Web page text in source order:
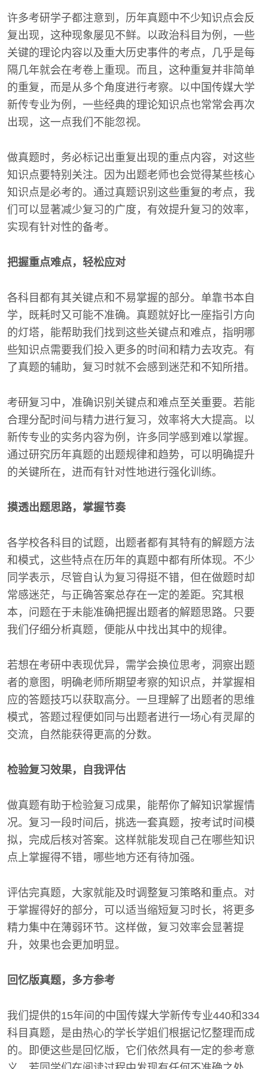
许多考研学子都注意到，历年真题中不少知识点会反
复出现，这种现象屡见不鲜。以政治科目为例，一些
关键的理论内容以及重大历史事件的考点，几乎是每
隔几年就会在考卷上重现。而且，这种重复并非简单
的重复，而是从多个角度进行考察。以中国传媒大学
新传专业为例，一些经典的理论知识点也常常会再次
出现，这一点我们不能忽视。
做真题时，务必标记出重复出现的重点内容，对这些
知识点要特别关注。因为出题老师也会觉得某些核心
知识点是必考的。通过真题识别这些重复的考点，我
们可以显著减少复习的广度，有效提升复习的效率，
实现有针对性的备考。
把握重点难点，轻松应对
各科目都有其关键点和不易掌握的部分。单靠书本自
学，既耗时又可能不准确。真题就好比一座指引方向
的灯塔，能帮助我们找到这些关键点和难点，指明哪
些知识点需要我们投入更多的时间和精力去攻克。有
了真题的辅助，复习时就不会感到迷茫和不知所措。
考研复习中，准确识别关键点和难点至关重要。若能
合理分配时间与精力进行复习，效率将大大提高。以
新传专业的实务内容为例，许多同学感到难以掌握。
通过研究历年真题的出题规律和趋势，可以明确提升
的关键所在，进而有针对性地进行强化训练。
摸透出题思路，掌握节奏
各学校各科目的试题，出题者都有其特有的解题方法
和模式，这些特点在历年的真题中都有所体现。不少
同学表示，尽管自认为复习得挺不错，但在做题时却
常感迷茫，与正确答案总存在一定的差距。究其根
本，问题在于未能准确把握出题者的解题思路。只要
我们仔细分析真题，便能从中找出其中的规律。
若想在考研中表现优异，需学会换位思考，洞察出题
者的意图，明确老师所期望考察的知识点，并掌握相
应的答题技巧以获取高分。一旦理解了出题者的思维
模式，答题过程便如同与出题者进行一场心有灵犀的
交流，自然能获得更高的分数。
检验复习效果，自我评估
做真题有助于检验复习成果，能帮你了解知识掌握情
况。复习一段时间后，挑选一套真题，按考试时间模
拟，完成后核对答案。这样就能发现自己在哪些知识
点上掌握得不错，哪些地方还有待加强。
评估完真题，大家就能及时调整复习策略和重点。对
于掌握得好的部分，可以适当缩短复习时长，将更多
精力集中在薄弱环节。这样做，复习效率会显著提
升，效果也会更加明显。
回忆版真题，多方参考
我们提供的15年间的中国传媒大学新传专业440和334
科目真题，是由热心的学长学姐们根据记忆整理而成
的。即便这些是回忆版，它们依然具有一定的参考意